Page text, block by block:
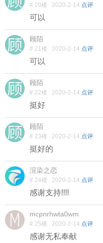
# 20楼 2020-2-14 点评
可以
顾陌
# 21楼 2020-2-14 点评
可以
顾陌
# 22楼 2020-2-14 点评
挺好
顾陌
# 23楼 2020-2-14 点评
挺好的
渲染之恋
# 24楼 2020-2-14 点评
感谢支持!!!!
mcpnrhwta0wm
# 25楼 2020-2-14 点评
感谢无私奉献